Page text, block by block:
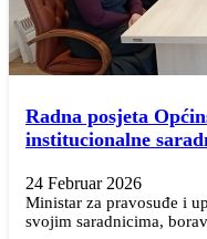
Radna posjeta
institucionalne
24 Februar 2026
Ministar za pravosuđe i
svojim saradnicima,